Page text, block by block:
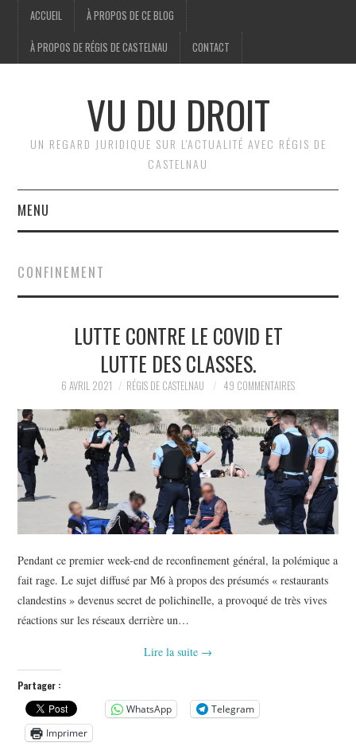
ACCUEIL À PROPOS DE CE BLOG
À PROPOS DE RÉGIS DE CASTELNAU CONTACT
VU DU DROIT
UN REGARD JURIDIQUE SUR L'ACTUALITÉ AVEC RÉGIS DE
CASTELNAU
MENU
BRÈVES
JURIDIQUE
HISTOIRE
CULTURE
SPORT
CONFINEMENT
LUTTE CONTRE LE COVID ET
LUTTE DES CLASSES.
6 AVRIL 2021 RÉGIS DE CASTELNAU 49 COMMENTAIRES
Pendant ce premier week-end de reconfinement général, la polémique a
fait rage. Le sujet diffusé par M6 à propos des présumés « restaurants
clandestins » devenus secret de polichinelle, a provoqué de très vives
réactions sur les réseaux derrière un…
Lire la suite →
Partager :
WhatsApp
Telegram
Imprimer